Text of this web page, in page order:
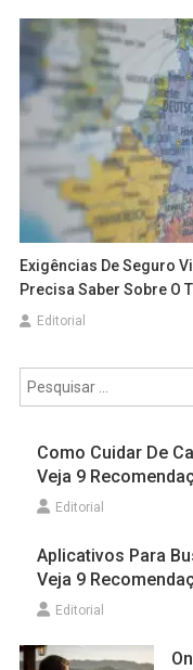
Exigências De Seguro
Precisa Saber Sobre O
Editorial
Como Cuidar De
Veja 9
Editorial
Aplicativos Para
Veja 9
Editorial